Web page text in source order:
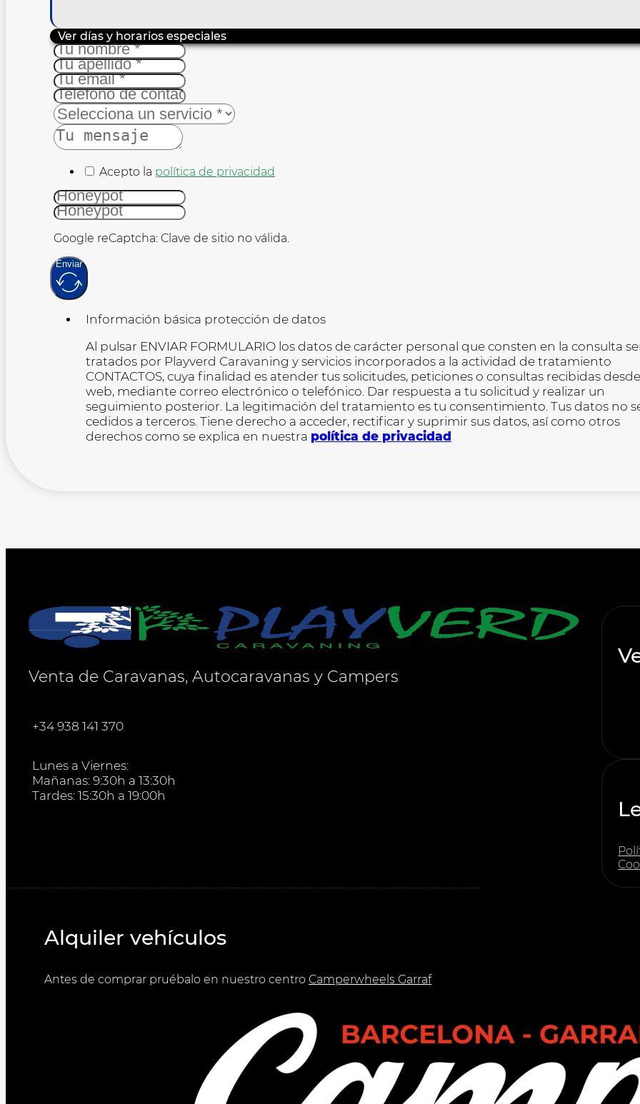
Ver días y horarios especiales
Acepto la política de privacidad
Google reCaptcha: Clave de sitio no válida.
Enviar
Información básica protección de datos
Al pulsar ENVIAR FORMULARIO los datos de carácter personal que consten en la consulta
tratados por Playverd Caravaning y servicios incorporados a la actividad de tratamiento
CONTACTOS, cuya finalidad es atender tus solicitudes, peticiones o consultas recibidas
web, mediante correo electrónico o telefónico. Dar respuesta a tu solicitud y realizar un
seguimiento posterior. La legitimación del tratamiento es tu consentimiento. Tus datos no
cedidos a terceros. Tiene derecho a acceder, rectificar y suprimir sus datos, así como otros
derechos como se explica en nuestra política de privacidad
Venta de Caravanas, Autocaravanas y Campers
+34 938 141 370
Lunes a Viernes:
Mañanas: 9:30h a 13:30h
Tardes: 15:30h a 19:00h
Alquiler vehículos
Antes de comprar pruébalo en nuestro centro Camperwheels Garraf